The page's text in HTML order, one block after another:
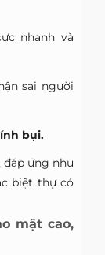
nhanh và
sai người
bụi.
đáp ứng nhu
biệt thự có
mật cao,